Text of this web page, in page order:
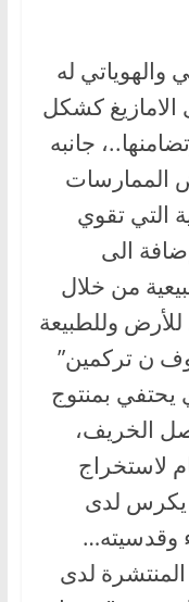
والهوياتي له
الامازيغ كشكل
جانبه
الممارسات
التي تقوي
الى
من خلال
وللطبيعة
ن تركمين”
يحتفي بمنتوج
الخريف،
لاستخراج
يكرس لدى
وقدسيته…
لدى